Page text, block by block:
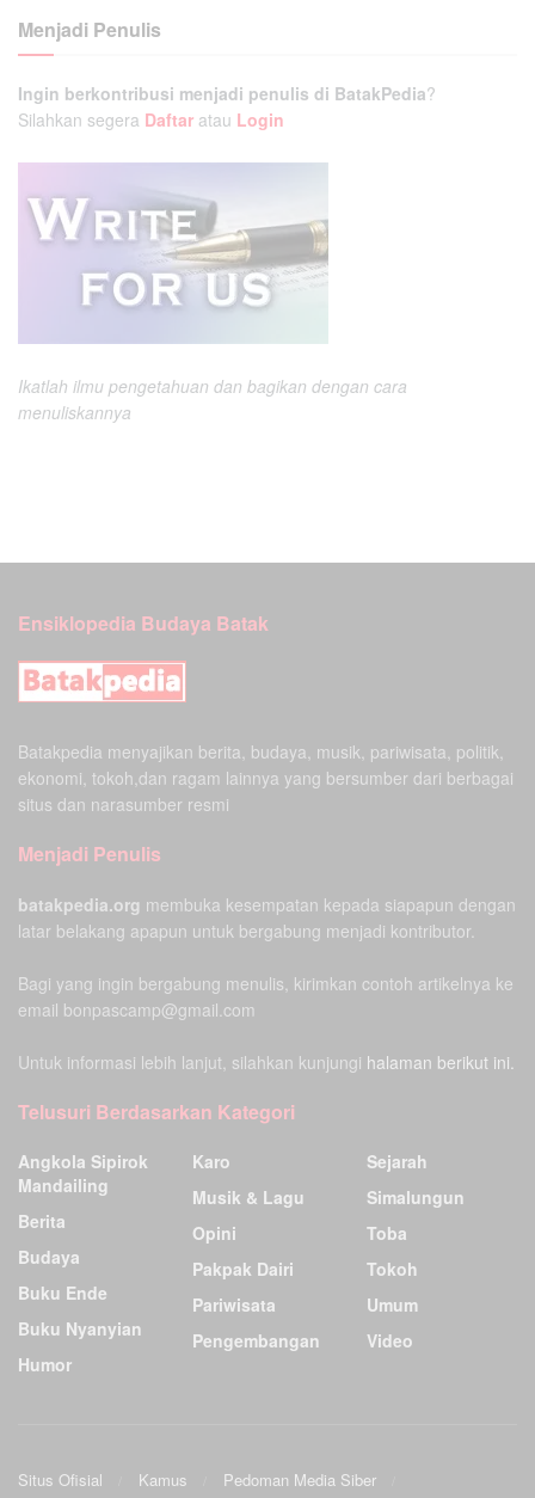
Menjadi Penulis
Ingin berkontribusi menjadi penulis di BatakPedia?
Silahkan segera Daftar atau Login
Ikatlah ilmu pengetahuan dan bagikan dengan cara
menuliskannya
Ensiklopedia Budaya Batak
Batakpedia menyajikan berita, budaya, musik, pariwisata, politik,
ekonomi, tokoh,dan ragam lainnya yang bersumber dari berbagai
situs dan narasumber resmi
Menjadi Penulis
batakpedia.org membuka kesempatan kepada siapapun dengan
latar belakang apapun untuk bergabung menjadi kontributor.
Bagi yang ingin bergabung menulis, kirimkan contoh artikelnya ke
email bonpascamp@gmail.com
Untuk informasi lebih lanjut, silahkan kunjungi halaman berikut ini.
Telusuri Berdasarkan Kategori
Angkola Sipirok
Mandailing
Berita
Budaya
Buku Ende
Buku Nyanyian
Humor
Karo
Musik & Lagu
Opini
Pakpak Dairi
Pariwisata
Pengembangan
Sejarah
Simalungun
Toba
Tokoh
Umum
Video
Situs Ofisial Kamus
Pedoman Media Siber